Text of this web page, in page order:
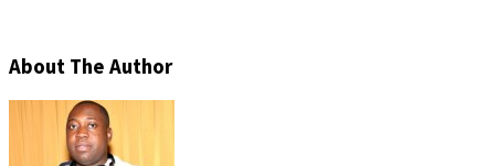
About The Author